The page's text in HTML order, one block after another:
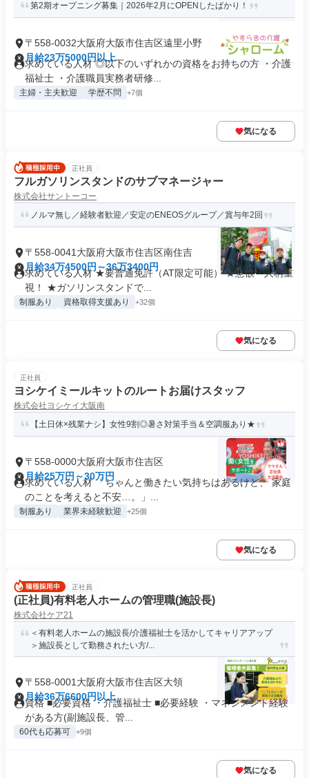
第2期オープニング募集｜2026年2月にOPENしたばかり！
〒558-0032大阪府大阪市住吉区遠里小野
月給23万5000円以上
求めている人材 ◎以下のいずれかの資格をお持ちの方 ・介護
福祉士 ・介護職員実務者研修...
主婦・主夫歓迎 学歴不問 +7個
気になる
正社員
フルガソリンスタンドのサブマネージャー
株式会社サントーコー
ノルマ無し／経験者歓迎／安定のENEOSグループ／賞与年2回
〒558-0041大阪府大阪市住吉区南住吉
月給34万4500円～36万3400円
求めている人材 ★要普通免許（AT限定可能） ★意欲・人柄重
視！ ★ガソリンスタンドで...
制服あり 資格取得支援あり +32個
気になる
正社員
ヨシケイミールキットのルートお届けスタッフ
株式会社ヨシケイ大阪南
【土日休×残業ナシ】女性9割◎暑さ対策手当＆空調服あり★
〒558-0000大阪府大阪市住吉区
月給25万円～30万円
求めている人材 「ちゃんと働きたい気持ちはあるけど、 家庭
のことを考えると不安…。」...
制服あり 業界未経験歓迎 +25個
気になる
正社員
(正社員)有料老人ホームの管理職(施設長)
株式会社ケア21
＜有料老人ホームの施設長/介護福祉士を活かしてキャリアアップ
＞施設長として勤務されたい方/...
〒558-0001大阪府大阪市住吉区大領
月給36万6600円以上
資格 ■必要資格 ・介護福祉士 ■必要経験 ・マネジメント経験
がある方(副施設長、管...
60代も応募可 +9個
気になる